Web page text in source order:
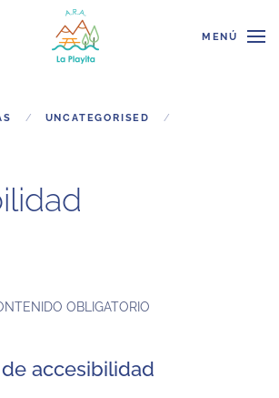
MENÚ
UNCATEGORISED
OBLIGATORIO
accesibilidad